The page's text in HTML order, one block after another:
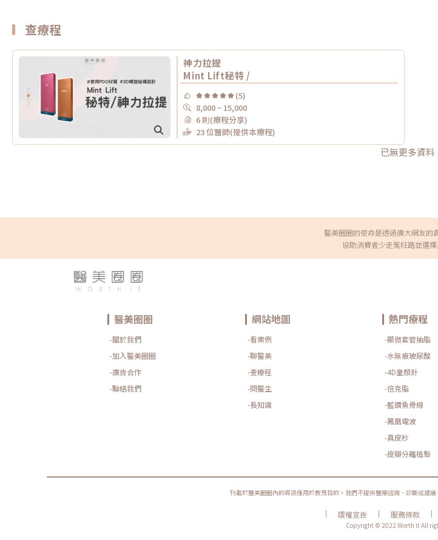
查療程
神力拉提
Mint Lift秘特 /
(5)
8,000 ~ 15,000
6 則(療程分享)
23 位醫師(提供本療程)
已無更多資料
醫美圈圈的使命是透過廣大網友的
協助消費者少走冤枉路並選
醫美圈圈
-關於我們
-加入醫美圈圈
-廣告合作
-聯絡我們
網站地圖
-看案例
-聊醫美
-查療程
-問醫生
-長知識
熱門療程
-顯微套管抽脂
-水無痕玻尿酸
-4D童顏針
-倍克脂
-藍鑽魚骨線
-鳳凰電波
-真皮秒
-皮瓣分離植髮
刊載於醫美圈圈內的資訊僅用於教育目的。我們不提供醫療諮詢、診斷或建
| 版權宣告 | 服務條款 |
Copyright © 2022 Worth it All